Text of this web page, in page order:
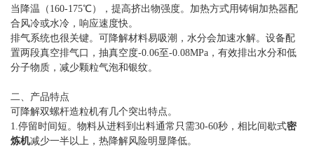
当降温（160-175℃），提高挤出物强度。加热方式用铸铜加热器配
合风冷或水冷，响应速度快。
排气系统也很关键。可降解材料易吸潮，水分会加速水解。设备配
置两段真空排气口，抽真空度-0.06至-0.08MPa，有效排出水分和低
分子物质，减少颗粒气泡和银纹。
二、产品特点
可降解双螺杆造粒机有几个突出特点。
1.停留时间短。物料从进料到出料通常只需30-60秒，相比间歇式密
炼机减少一半以上，热降解风险明显降低。